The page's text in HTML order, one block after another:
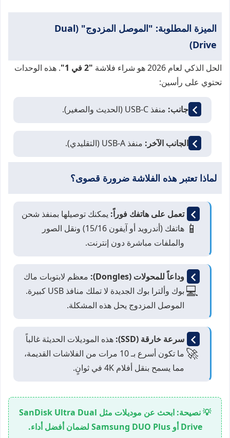
الميزة المطلوبة: "الموصل المزدوج" (Dual
Drive)
الحل الذكي لعام 2026 هو شراء فلاشة "2 في 1"
. هذه الوحدات
تحتوي على رأسين:
من جانب: منفذ USB-C (الحديث والصغير).
من الجانب الآخر: منفذ USB-A (التقليدي).
لماذا تعتبر هذه الفلاشة ضرورة قصوى؟
📱
تعمل على هاتفك فوراً: يمكنك توصيلها بمنفذ شحن
هاتفك (أندرويد أو آيفون 15/16) ونقل الصور
والملفات مباشرة دون إنترنت.
💻
وداعاً للمحولات (Dongles):
معظم لابتوبات ماك
بوك وألترا بوك الجديدة لا تملك منافذ USB كبيرة.
الموصل المزدوج يحل هذه المشكلة.
🚀
سرعة خارقة (SSD):
هذه الموديلات الحديثة غالباً
ما تكون أسرع بـ 10 مرات من الفلاشات القديمة،
مما يسمح بنقل أفلام 4K في ثوانٍ.
💡 نصيحة: ابحث عن موديلات مثل SanDisk Ultra Dual
DriveأوSamsung DUO Plus لضمان أفضل أداء.